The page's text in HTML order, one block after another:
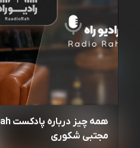
مجتبی شکوری